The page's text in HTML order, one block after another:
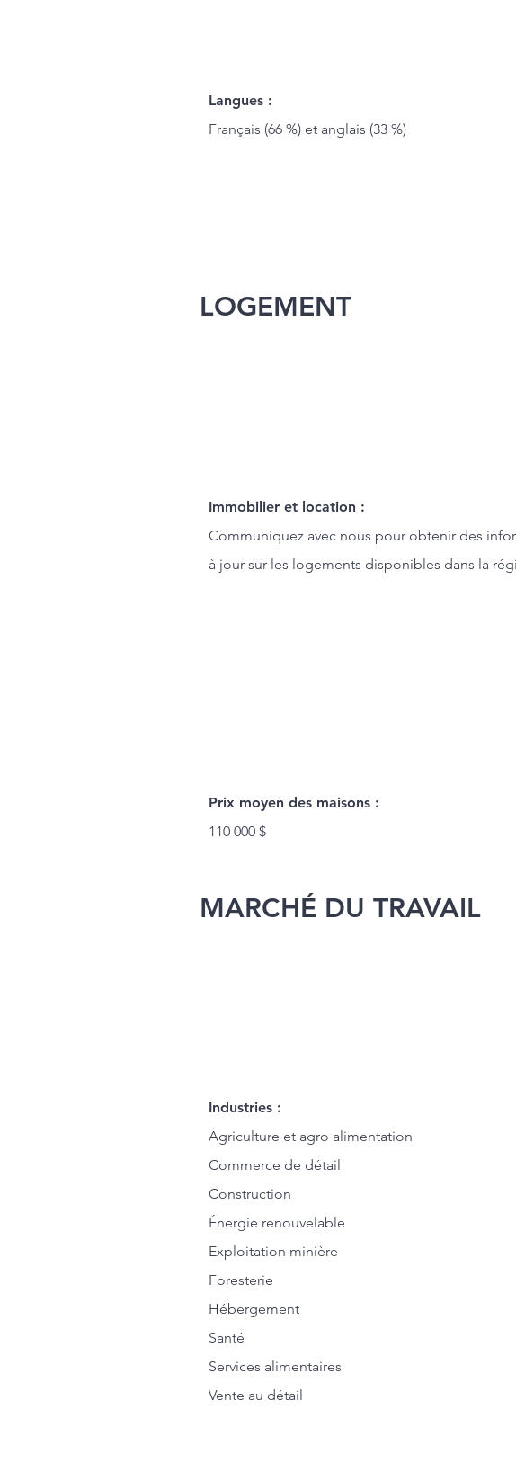
Langues :
Français (66 %) et anglais (33 %)
LOGEMENT
Immobilier et location :
Communiquez avec nous pour obtenir des
à jour sur les logements disponibles dans la
Prix moyen des maisons :
110 000 $
MARCHÉ DU TRAVAIL
Industries :
Agriculture et agro alimentation
Commerce de détail
Construction
Énergie renouvelable
Exploitation minière
Foresterie
Hébergement
Santé
Services alimentaires
Vente au détail